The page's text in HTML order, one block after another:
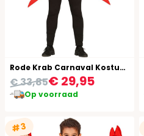
Rode Krab Carnaval Kostuum
€ 29,95
€ 33,85
Op voorraad
#3